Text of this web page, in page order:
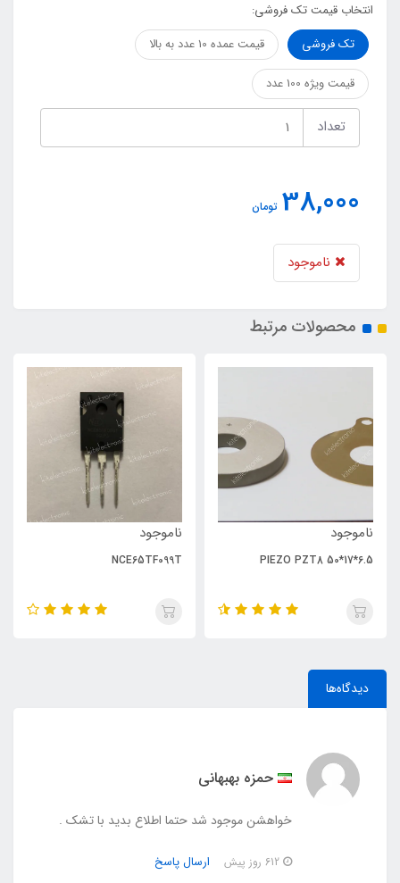
انتخاب قیمت تک فروشی:
تک فروشی
قیمت عمده 10 عدد به بالا
قیمت ویژه 100 عدد
تعداد
38,000 تومان
ناموجود
محصولات مرتبط
ناموجود
PIEZO PZT8 50*17*6.5
ناموجود
NCE65TF099T
دیدگاه‌ها
حمزه بهبهانی
خواهشن موجود شد حتما اطلاع بدید با تشک .
ارسال پاسخ